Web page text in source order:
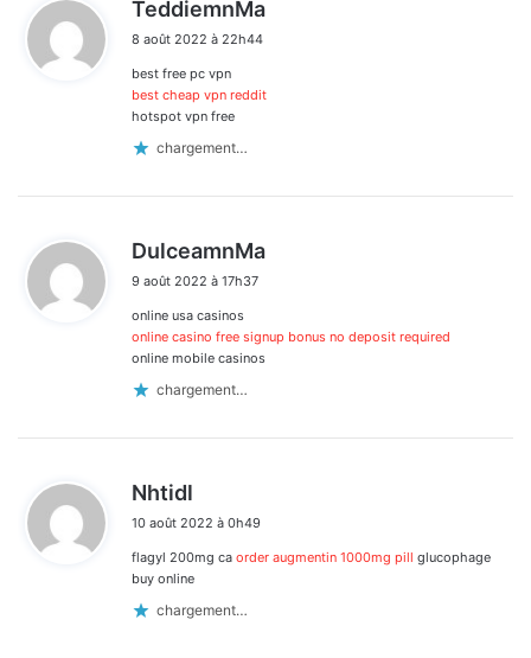
TeddiemnMa
:
8 août 2022 à 22h44
best free pc vpn
best cheap vpn reddit
hotspot vpn free
chargement…
DulceamnMa
:
9 août 2022 à 17h37
online usa casinos
online casino free signup bonus no deposit required
online mobile casinos
chargement…
Nhtidl
t
:
10 août 2022 à 0h49
flagyl 200mg ca order augmentin 1000mg pill glucophage
buy online
chargement…